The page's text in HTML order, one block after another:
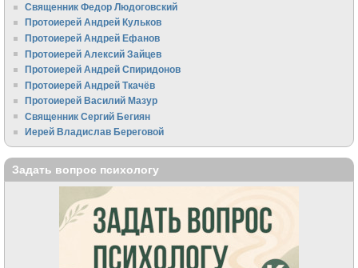
Священник Федор Людоговский
Протоиерей Андрей Кульков
Протоиерей Андрей Ефанов
Протоиерей Алексий Зайцев
Протоиерей Андрей Спиридонов
Протоиерей Андрей Ткачёв
Протоиерей Василий Мазур
Священник Сергий Бегиян
Иерей Владислав Береговой
Задать вопрос психологу